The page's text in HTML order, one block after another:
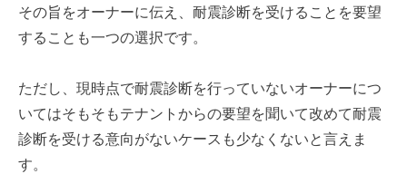
その旨をオーナーに伝え、耐震診断を受けることを要望
することも一つの選択です。
ただし、現時点で耐震診断を行っていないオーナーにつ
いてはそもそもテナントからの要望を聞いて改めて耐震
診断を受ける意向がないケースも少なくないと言えま
す。